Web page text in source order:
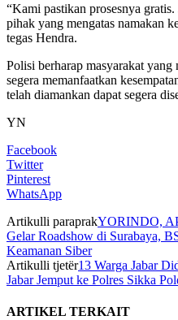
“Kami pastikan prosesnya
pihak yang mengatas namakan
tegas Hendra.
Polisi berharap masyarakat
segera memanfaatkan
telah diamankan dapat segera
YN
Facebook
Twitter
Pinterest
WhatsApp
Artikulli paraprakYORINDO,
Gelar Roadshow di Surabaya,
Keamanan Siber
Artikulli tjetër13 Warga Jabar
Jabar Jemput ke Polres Sikka
ARTIKEL TERKAIT